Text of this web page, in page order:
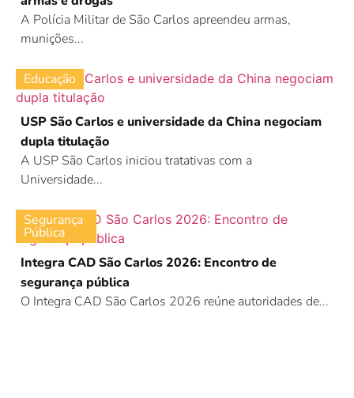
A Polícia Militar de São Carlos apreendeu armas,
munições...
Educação
USP São Carlos e universidade da China negociam
dupla titulação
A USP São Carlos iniciou tratativas com a
Universidade...
Segurança
Pública
Integra CAD São Carlos 2026: Encontro de
segurança pública
O Integra CAD São Carlos 2026 reúne autoridades de...